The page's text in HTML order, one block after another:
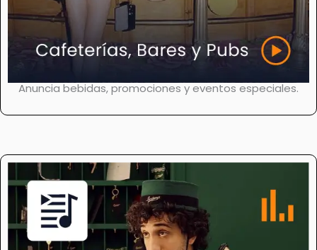
Anuncia bebidas, promociones y eventos especiales.